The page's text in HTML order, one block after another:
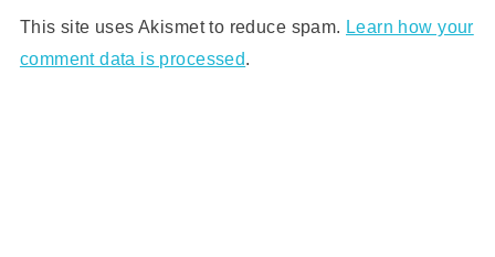
This site uses Akismet to reduce spam. Learn how your
comment data is processed.